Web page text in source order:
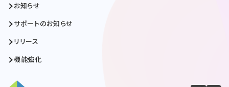
お知らせ
サポートのお知らせ
リリース
機能強化